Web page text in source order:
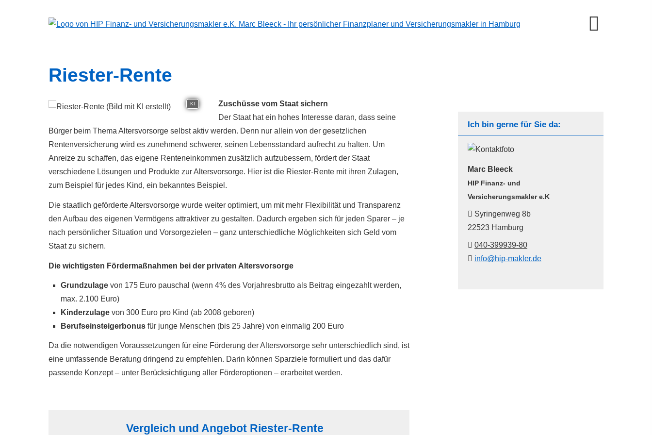
Ich bin gerne für Sie da:
Marc Bleeck
HIP Finanz- und
Ver­sicherungs­makler e.K
Syringenweg 8b
22523 Hamburg
040-399939-80
info@hip-makler.de
Riester-Rente
KI
Zuschüsse vom Staat sichern
Der Staat hat ein hohes Interesse daran, dass seine
Bürger beim Thema Alters­vorsorge selbst aktiv werden. Denn nur allein von der gesetzlichen
Rentenversicherung wird es zunehmend schwerer, seinen Lebensstandard aufrecht zu halten. Um
Anreize zu schaffen, das eigene Renteneinkommen zusätzlich aufzubessern, fördert der Staat
verschiedene Lösungen und Produkte zur Alters­vorsorge. Hier ist die Riester-Rente mit ihren Zulagen,
zum Beispiel für jedes Kind, ein bekanntes Beispiel.
Die staatlich geförderte Alters­vorsorge wurde weiter optimiert, um mit mehr Flexibilität und Transparenz
den Aufbau des eigenen Vermögens attraktiver zu gestalten. Dadurch ergeben sich für jeden Sparer – je
nach persönlicher Situation und Vorsorgezielen – ganz unterschiedliche Möglichkeiten sich Geld vom
Staat zu sichern.
Die wichtigsten Fördermaßnahmen bei der privaten Alters­vorsorge
Grundzulage von 175 Euro pauschal (wenn 4% des Vorjahresbrutto als Beitrag eingezahlt werden,
max. 2.100 Euro)
Kinderzulage von 300 Euro pro Kind (ab 2008 geboren)
Berufseinsteigerbonus für junge Menschen (bis 25 Jahre) von einmalig 200 Euro
Da die notwendigen Voraussetzungen für eine Förderung der Alters­vorsorge sehr unterschiedlich sind, ist
eine umfassende Beratung dringend zu empfehlen. Darin können Sparziele formuliert und das dafür
passende Konzept – unter Berücksichtigung aller Förderoptionen – erarbeitet werden.
Vergleich und Angebot Riester-Rente